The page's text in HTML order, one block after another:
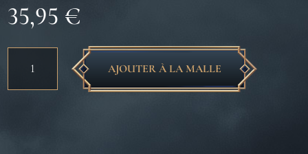
35,95 €
Baguette
AJOUTER À LA MALLE